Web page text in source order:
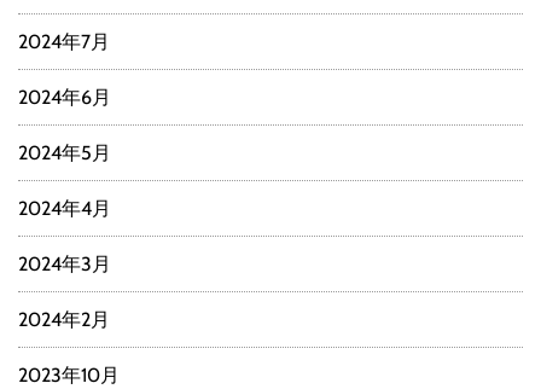
2024年7月
2024年6月
2024年5月
2024年4月
2024年3月
2024年2月
2023年10月